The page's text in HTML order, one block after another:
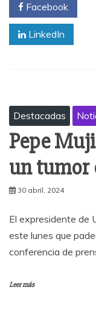
Facebook
LinkedIn
Destacadas
Pepe
un tumor
30 abril, 2024
El expresidente de
este lunes que
conferencia de
Leer más